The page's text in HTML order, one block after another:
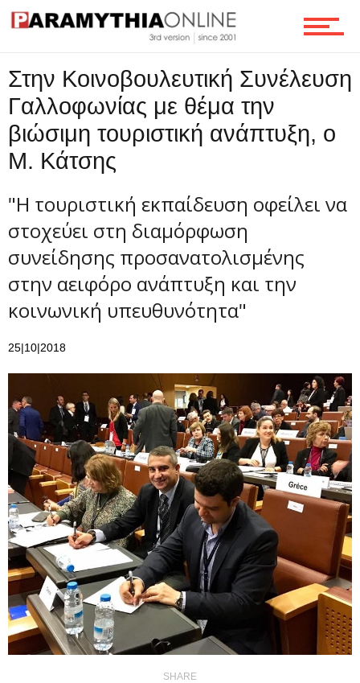
Στην Κοινοβουλευτική Συνέλευση
Γαλλοφωνίας με θέμα την
βιώσιμη τουριστική ανάπτυξη, ο
Μ. Κάτσης
"Η τουριστική εκπαίδευση οφείλει να
στοχεύει στη διαμόρφωση
συνείδησης προσανατολισμένης
στην αειφόρο ανάπτυξη και την
κοινωνική υπευθυνότητα"
25|10|2018
SHARE